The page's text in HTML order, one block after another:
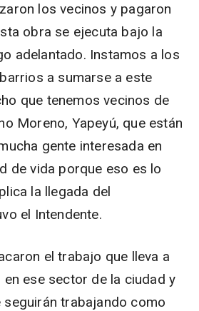
los vecinos y pagaron
obra se ejecuta bajo la
adelantado. Instamos a los
a sumarse a este
que tenemos vecinos de
Moreno, Yapeyú, que están
gente interesada en
de vida porque eso es lo
la llegada del
el Intendente.
el trabajo que lleva a
ese sector de la ciudad y
trabajando como